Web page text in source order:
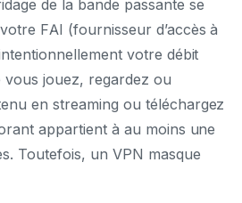
de la bande passante se
FAI (fournisseur d’accès à
votre débit
jouez, regardez ou
en streaming ou téléchargez
appartient à au moins une
Toutefois, un VPN masque